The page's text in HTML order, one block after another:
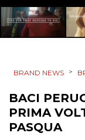
RICERCHE
TREND
CASE HISTORY
BRAND NEWS >
BACI
PRIMA
PASQUA